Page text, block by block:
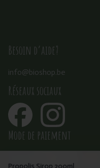
Propolis Sirop 200ml
Besoin d’aide?
info@bioshop.be
Réseaux sociaux
Mode de paiement